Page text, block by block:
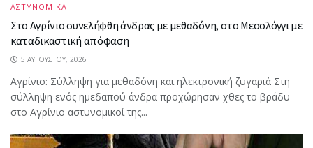
ΑΣΤΥΝΟΜΙΚΑ
Στο Αγρίνιο συνελήφθη άνδρας με μεθαδόνη, στο Μεσολόγγι με
καταδικαστική απόφαση
5 ΑΥΓΟΎΣΤΟΥ, 2026
Aγρίνιο: Σύλληψη για μεθαδόνη και ηλεκτρονική ζυγαριά Στη
σύλληψη ενός ημεδαπού άνδρα προχώρησαν χθες το βράδυ
στο Αγρίνιο αστυνομικοί της...